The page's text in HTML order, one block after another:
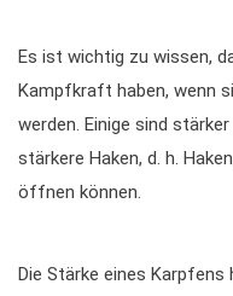
Es ist wichtig zu wissen,
Kampfkraft haben, wenn
werden. Einige sind
stärkere Haken, d. h.
öffnen können.
Die Stärke eines Karpfens